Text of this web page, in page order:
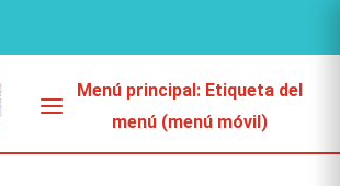
Menú principal: Etiqueta del
menú (menú móvil)